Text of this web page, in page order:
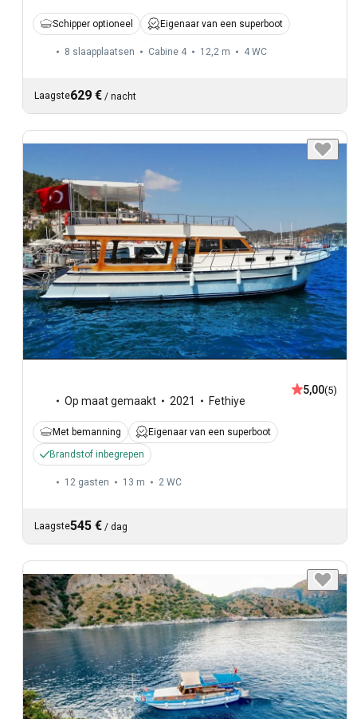
Schipper optioneel Eigenaar van een superboot
8 slaapplaatsen Cabine 4 12,2 m 4 WC
Laagste629 € / nacht
Op maat gemaakt 2021 Fethiye
5,00(5)
Met bemanning
Eigenaar van een superboot
Brandstof inbegrepen
12 gasten 13 m 2 WC
Laagste545 € / dag